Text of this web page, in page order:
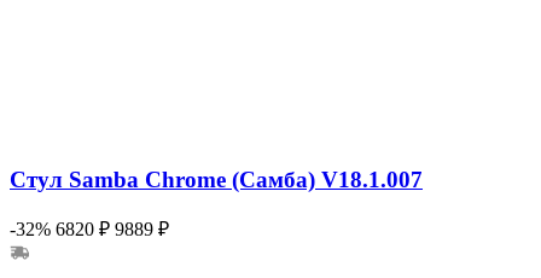
Стул Samba Chrome (Самба) V18.1.007
-32% 6820 ₽ 9889 ₽